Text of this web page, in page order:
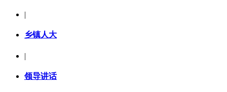
|
乡镇人大
|
领导讲话